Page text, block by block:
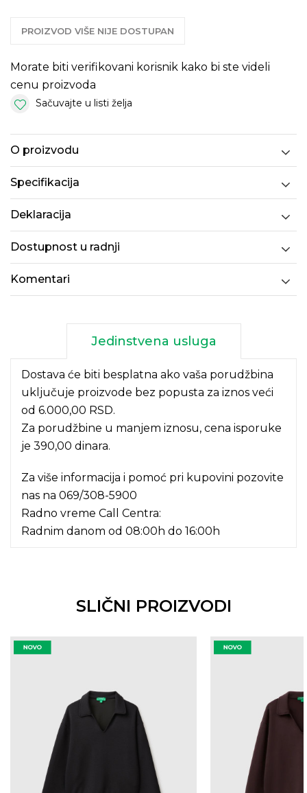
PROIZVOD VIŠE NIJE DOSTUPAN
Morate biti verifikovani korisnik kako bi ste videli
cenu proizvoda
Sačuvajte u listi želja
O proizvodu
Specifikacija
Deklaracija
Dostupnost u radnji
Komentari
Jedinstvena usluga
Dostava će biti besplatna ako vaša porudžbina
uključuje proizvode bez popusta za iznos veći
od 6.000,00 RSD.
Za porudžbine u manjem iznosu, cena isporuke
je 390,00 dinara.
Za više informacija i pomoć pri kupovini pozovite
nas na 069/308-5900
Radno vreme Call Centra:
Radnim danom od 08:00h do 16:00h
SLIČNI PROIZVODI